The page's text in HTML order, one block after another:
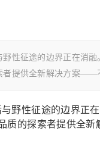
性征途的边界正在消
者提供全新解决方案——
野性征途的边界正
质的探索者提供全